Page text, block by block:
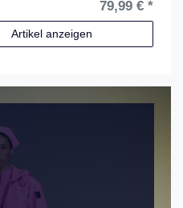
79,99 € *
Artikel anzeigen